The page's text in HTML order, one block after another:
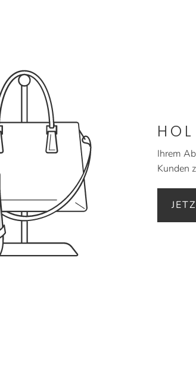
Ihrem
Kunden